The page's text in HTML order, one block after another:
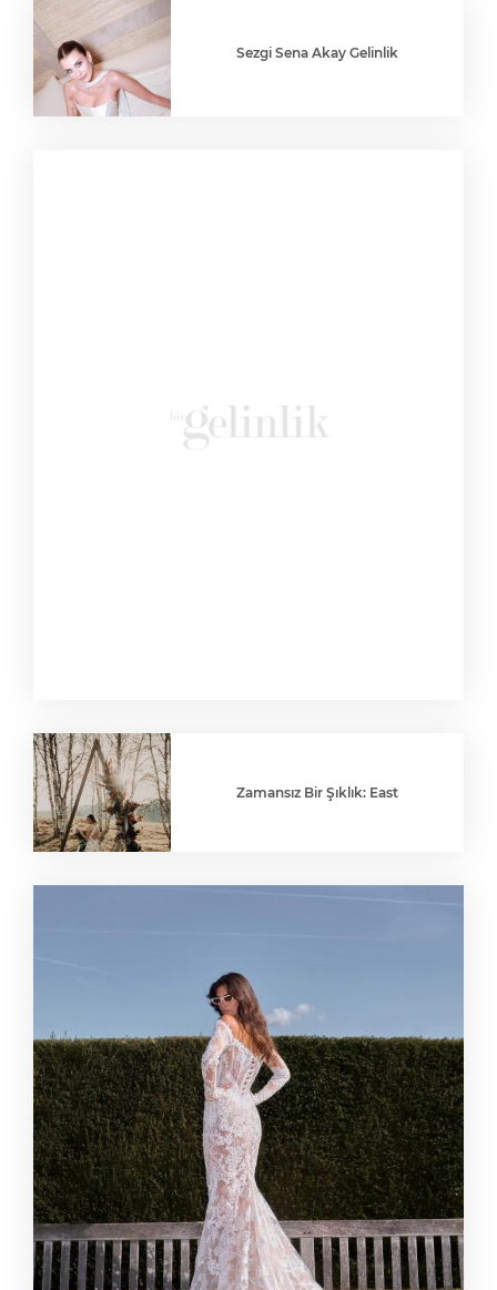
Sezgi Sena Akay Gelinlik
Zamansız Bir Şıklık: East